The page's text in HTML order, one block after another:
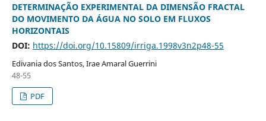
DETERMINAÇÃO EXPERIMENTAL DA DIMENSÃO FRACTAL
DO MOVIMENTO DA ÁGUA NO SOLO EM FLUXOS
HORIZONTAIS
DOI: https://doi.org/10.15809/irriga.1998v3n2p48-55
Edivania dos Santos, Irae Amaral Guerrini
48-55
PDF